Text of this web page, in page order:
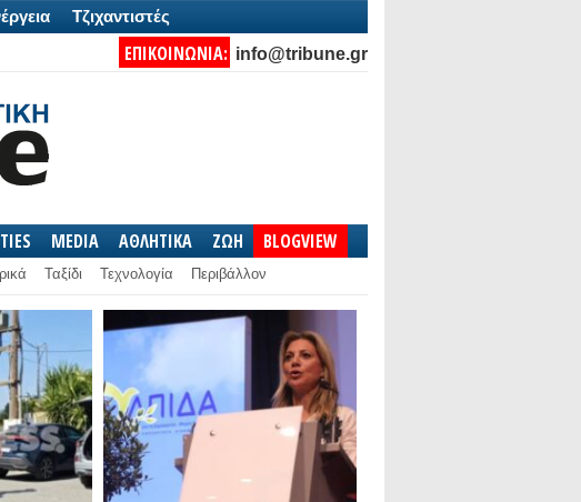
Τζιχαντιστές
ΕΠΙΚΟΙΝΩΝΙΑ: info@tribune.gr
MEDIA ΑΘΛΗΤΙΚΑ ΖΩΗ BLOGVIEW
Ταξίδι Τεχνολογία Περιβάλλον